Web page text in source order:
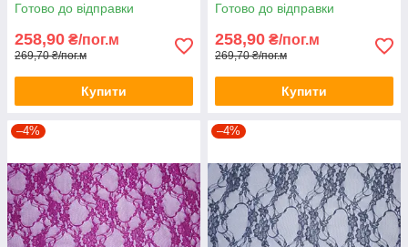
Готово до відправки
258,90 ₴/пог.м
269,70 ₴/пог.м
Купити
Готово до відправки
258,90 ₴/пог.м
269,70 ₴/пог.м
Купити
–4% –4%